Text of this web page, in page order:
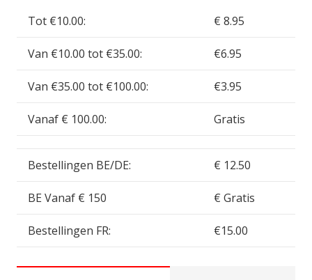
Tot €10.00: € 8.95
Van €10.00 tot €35.00: €6.95
Van €35.00 tot €100.00: €3.95
Vanaf € 100.00: Gratis
Bestellingen BE/DE: € 12.50
BE Vanaf € 150 € Gratis
Bestellingen FR: €15.00